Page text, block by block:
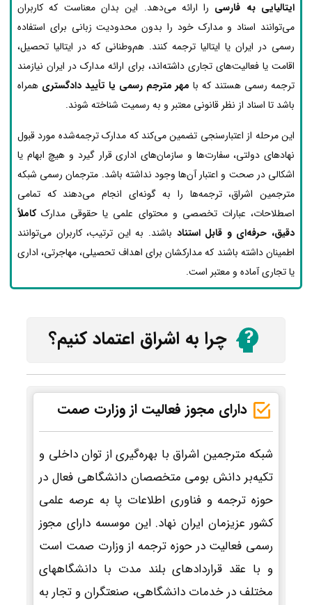
ایتالیایی به فارسی را ارائه می‌دهد. این بدان معناست که کاربران
می‌توانند اسناد و مدارک خود را بدون محدودیت زبانی برای استفاده
رسمی در ایران یا ایتالیا ترجمه کنند. هم‌وطنانی که در ایتالیا تحصیل،
اقامت یا فعالیت‌های تجاری داشته‌اند، برای ارائه مدارک در ایران نیازمند
ترجمه رسمی هستند که با مهر مترجم رسمی یا تأیید دادگستری همراه
باشد تا اسناد از نظر قانونی معتبر و به رسمیت شناخته شوند.
این مرحله از اعتبارسنجی تضمین می‌کند که مدارک ترجمه‌شده مورد قبول
نهادهای دولتی، سفارت‌ها و سازمان‌های اداری قرار گیرد و هیچ ابهام یا
اشکالی در صحت و اعتبار آن‌ها وجود نداشته باشد. مترجمان رسمی شبکه
مترجمین اشراق، ترجمه‌ها را به گونه‌ای انجام می‌دهند که تمامی
اصطلاحات، عبارات تخصصی و محتوای علمی یا حقوقی مدارککاملاً
دقیق، حرفه‌ای و قابل استناد باشند. به این ترتیب، کاربران می‌توانند
اطمینان داشته باشند که مدارکشان برای اهداف تحصیلی، مهاجرتی، اداری
یا تجاری آماده و معتبر است.
چرا به اشراق اعتماد کنیم؟
دارای مجوز فعالیت از وزارت صمت
شبکه مترجمین اشراق با بهره‌گیری از توان داخلی و
تکیه‌بر دانش بومی متخصصان دانشگاهی فعال در
حوزه ترجمه و فناوری اطلاعات پا به عرصه علمی
کشور عزیزمان ایران نهاد. این موسسه دارای مجوز
رسمی فعالیت در حوزه ترجمه از وزارت صمت است
و با عقد قراردادهای بلند مدت با دانشگاههای
مختلف در خدمات دانشگاهی، صنعتگران و تجار به